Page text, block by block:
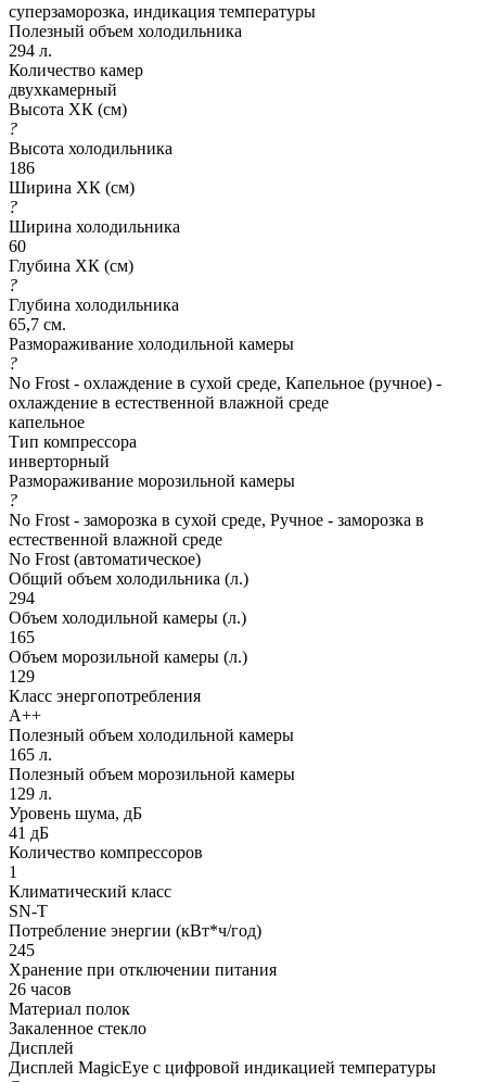
суперзаморозка, индикация температуры
Полезный объем холодильника
294 л.
Количество камер
двухкамерный
Высота ХК (см)
?
Высота холодильника
186
Ширина ХК (см)
?
Ширина холодильника
60
Глубина ХК (см)
?
Глубина холодильника
65,7 см.
Размораживание холодильной камеры
?
No Frost - охлаждение в сухой среде, Капельное (ручное) -
охлаждение в естественной влажной среде
капельное
Тип компрессора
инверторный
Размораживание морозильной камеры
?
No Frost - заморозка в сухой среде, Ручное - заморозка в
естественной влажной среде
No Frost (автоматическое)
Общий объем холодильника (л.)
294
Объем холодильной камеры (л.)
165
Объем морозильной камеры (л.)
129
Класс энергопотребления
A++
Полезный объем холодильной камеры
165 л.
Полезный объем морозильной камеры
129 л.
Уровень шума, дБ
41 дБ
Количество компрессоров
1
Климатический класс
SN-T
Потребление энергии (кВт*ч/год)
245
Хранение при отключении питания
26 часов
Материал полок
Закаленное стекло
Дисплей
Дисплей MagicEye с цифровой индикацией температуры